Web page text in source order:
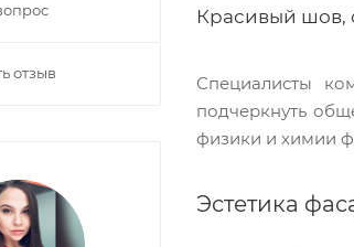
Красивый шов,
Специалисты
подчеркнуть
физики и химии
Эстетика
отзыв